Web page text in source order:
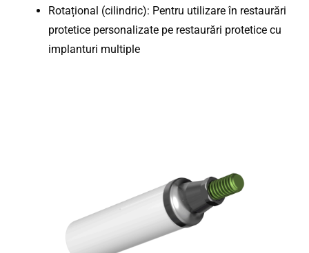
Rotațional (cilindric): Pentru utilizare în restaurări
protetice personalizate pe restaurări protetice cu
implanturi multiple